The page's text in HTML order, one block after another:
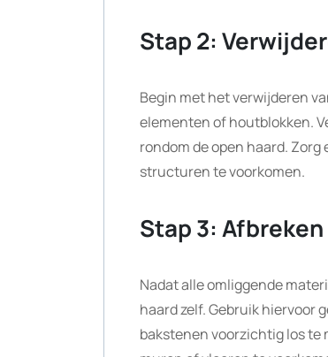
Stap 2:
Begin met het verwijderen
elementen of houtblokken.
rondom de open haard.
structuren te voorkomen.
Stap 3:
Nadat alle omliggende
haard zelf. Gebruik hiervoor
bakstenen voorzichtig los te